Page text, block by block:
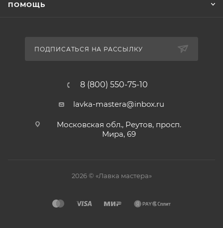
ПОМОЩЬ
ПОДПИСАТЬСЯ НА РАССЫЛКУ
8 (800) 550-75-10
lavka-mastera@inbox.ru
Московская обл., Реутов, просп.
Мира, 69
2026 © «Лавка мастера»